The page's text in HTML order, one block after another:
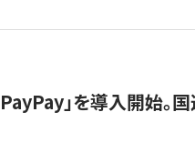
」を導入開始。